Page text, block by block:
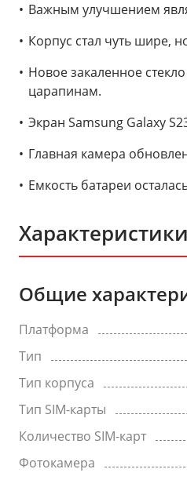
Важным улучшением
Корпус стал чуть шире,
Новое закаленное
царапинам.
Экран Samsung Galaxy
Главная камера
Емкость батареи
Характеристики
Общие
Платформа
Тип
Тип корпуса
Тип SIM-карты
Количество SIM-карт
Фотокамера